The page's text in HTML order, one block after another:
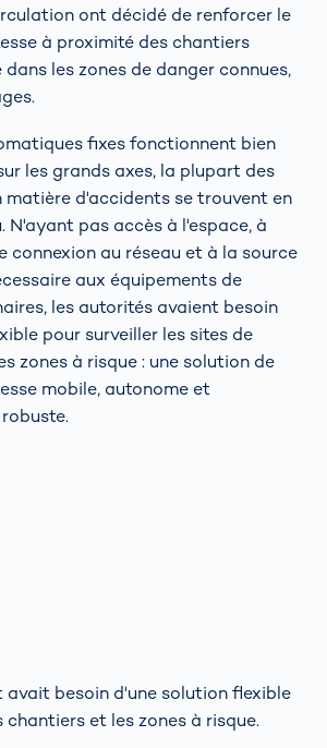
ont décidé de renforcer le
à proximité des chantiers
les zones de danger connues,
fixes fonctionnent bien
les grands axes, la plupart des
matière d'accidents se trouvent en
N'ayant pas accès à l'espace, à
connexion au réseau et à la source
aux équipements de
les autorités avaient besoin
pour surveiller les sites de
zones à risque : une solution de
mobile, autonome et
avait besoin d'une solution flexible
chantiers et les zones à risque.